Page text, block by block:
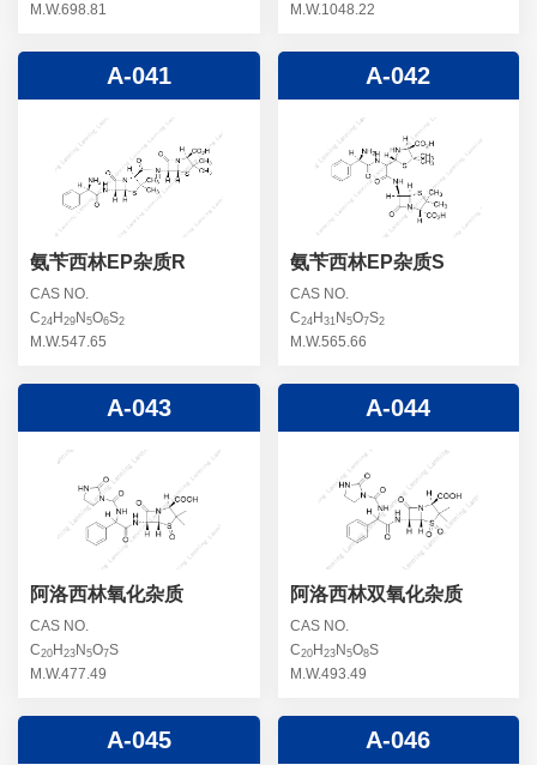
M.W.698.81
M.W.1048.22
A-041
氨苄西林EP杂质R
CAS NO.
C24 H 29 N 5O6S2
M.W.547.65
A-042
氨苄西林EP杂质S
CAS NO.
C24 H 31 N 5O7S2
M.W.565.66
A-043
阿洛西林氧化杂质
CAS NO.
C20 H 23 N 5O7S
M.W.477.49
A-044
阿洛西林双氧化杂质
CAS NO.
C20H 23N 5O8S
M.W.493.49
A-045 A-046